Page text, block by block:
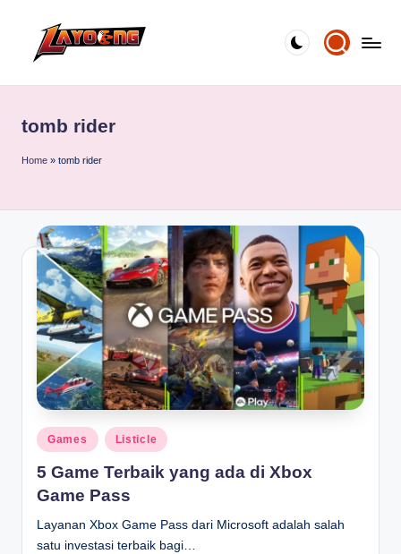
tomb rider
Home » tomb rider
Posted
in
Games Listicle
5 Game Terbaik yang ada di Xbox
Game Pass
Layanan Xbox Game Pass dari Microsoft adalah salah
satu investasi terbaik bagi…